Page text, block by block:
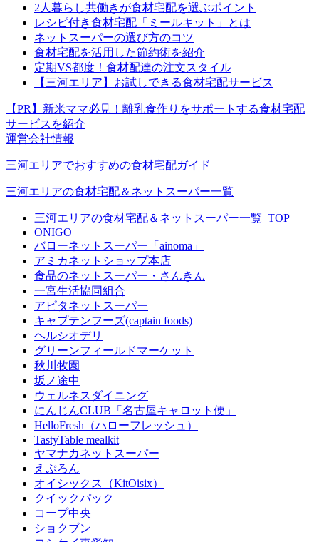
2人暮らし共働きが食材宅配を選ぶポイント
レシピ付き食材宅配「ミールキット」とは
ネットスーパーの選び方のコツ
食材宅配を活用した節約術を紹介
定期VS都度！食材配達の注文スタイル
【三河エリア】お試しできる食材宅配サービス
【PR】新米ママ必見！離乳食作りをサポートする食材宅配
サービスを紹介
運営会社情報
三河エリアでおすすめの食材宅配ガイド
三河エリアの食材宅配＆ネットスーパー一覧
三河エリアの食材宅配＆ネットスーパー一覧_TOP
ONIGO
バローネットスーパー「ainoma」
アミカネットショップ本店
食品のネットスーパー・さんきん
一宮生活協同組合
アピタネットスーパー
キャプテンフーズ(captain foods)
ヘルシオデリ
グリーンフィールドマーケット
秋川牧園
坂ノ途中
ウェルネスダイニング
にんじんCLUB「名古屋キャロット便」
HelloFresh（ハローフレッシュ）
TastyTable mealkit
ヤマナカネットスーパー
えぷろん
オイシックス（KitOisix）
クイックパック
コープ中央
ショクブン